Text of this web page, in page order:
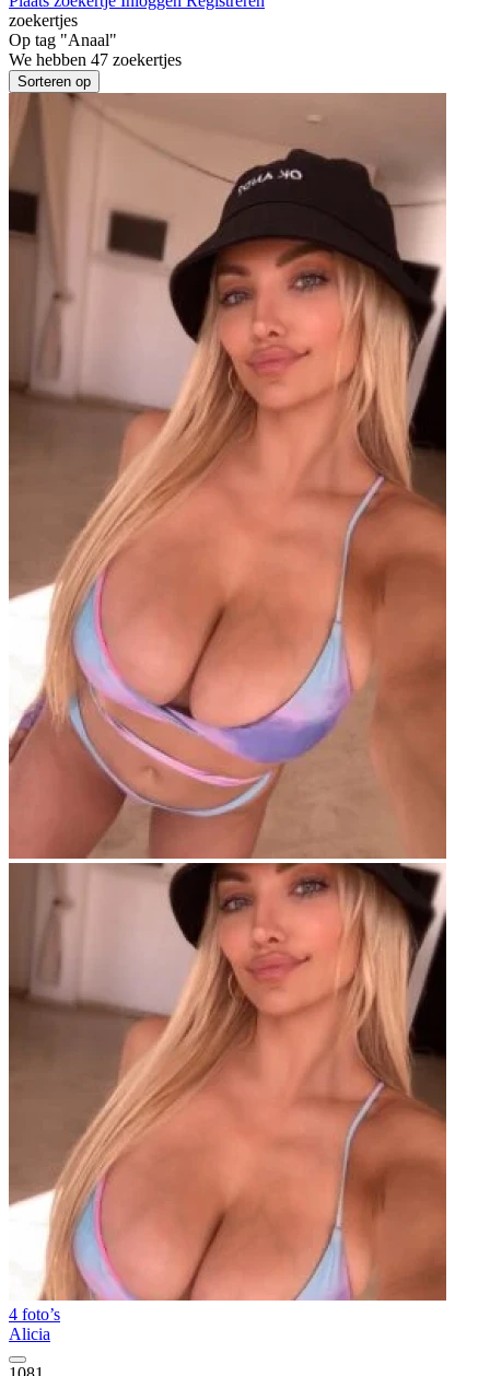
zoekertjes
Op tag "Anaal"
We hebben 47 zoekertjes
Sorteren op
4 foto’s
Alicia